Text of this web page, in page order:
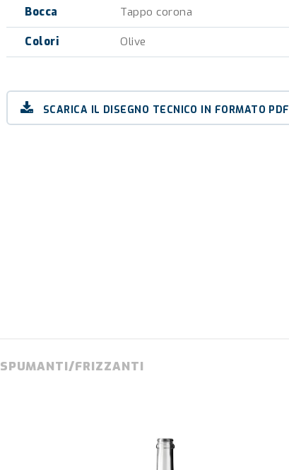
Bocca Tappo corona
Colori Olive
SCARICA IL DISEGNO TECNICO IN FORMATO PDF
SPUMANTI/FRIZZANTI